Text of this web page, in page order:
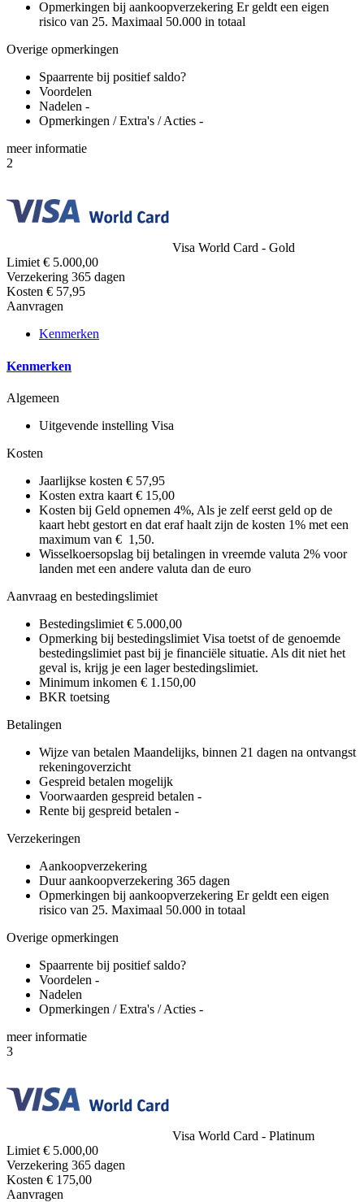
Opmerkingen bij aankoopverzekering Er geldt een eigen
risico van 25. Maximaal 50.000 in totaal
Overige opmerkingen
Spaarrente bij positief saldo?
Voordelen
Nadelen -
Opmerkingen / Extra's / Acties -
meerinformatie
2
Visa World Card - Gold
Limiet€ 5.000,00
Verzekering 365 dagen
Kosten € 57,95
Aanvragen
Kenmerken
Kenmerken
Algemeen
Uitgevende instelling Visa
Kosten
Jaarlijkse kosten € 57,95
Kosten extra kaart € 15,00
Kosten bij Geld opnemen 4%, Als je zelf eerst geld op de
kaart hebt gestort en dat eraf haalt zijn de kosten 1% met een
maximum van € 1,50.
Wisselkoersopslag bij betalingen in vreemde valuta 2% voor
landen met een andere valuta dan de euro
Aanvraag en bestedingslimiet
Bestedingslimiet € 5.000,00
Opmerking bij bestedingslimiet Visa toetst of de genoemde
bestedingslimiet past bij je financiële situatie. Als dit niet het
geval is, krijg je een lager bestedingslimiet.
Minimum inkomen € 1.150,00
BKR toetsing
Betalingen
Wijze van betalen Maandelijks, binnen 21 dagen na ontvangst
rekeningoverzicht
Gespreid betalen mogelijk
Voorwaarden gespreid betalen -
Rente bij gespreid betalen -
Verzekeringen
Aankoopverzekering
Duur aankoopverzekering 365 dagen
Opmerkingen bij aankoopverzekering Er geldt een eigen
risico van 25. Maximaal 50.000 in totaal
Overige opmerkingen
Spaarrente bij positief saldo?
Voordelen -
Nadelen
Opmerkingen / Extra's / Acties -
meerinformatie
3
Visa World Card - Platinum
Limiet € 5.000,00
Verzekering 365 dagen
Kosten € 175,00
Aanvragen